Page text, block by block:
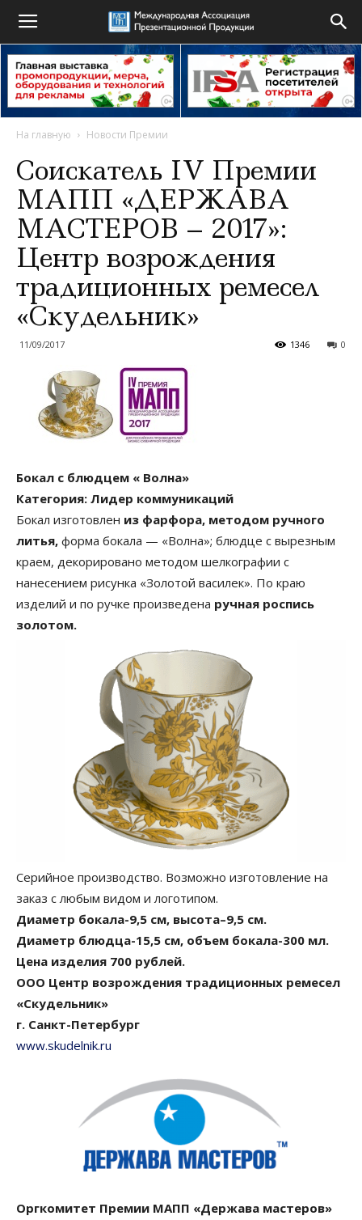
На главную Новости Премии
Соискатель IV Премии
МАПП «ДЕРЖАВА
МАСТЕРОВ – 2017»:
Центр возрождения
традиционных ремесел
«Скудельник»
11/09/2017 0
1346
Бокал с блюдцем « Волна»
Категория: Лидер коммуникаций
Бокал изготовлен из фарфора, методом ручного
литья, форма бокала — «Волна»; блюдце с вырезным
краем, декорировано методом шелкографии с
нанесением рисунка «Золотой василек». По краю
изделий и по ручке произведена ручная роспись
золотом.
Серийное производство. Возможно изготовление на
заказ с любым видом и логотипом.
Диаметр бокала-9,5 см, высота–9,5 см.
Диаметр блюдца-15,5 см, объем бокала-300 мл.
Цена изделия 700 рублей.
ООО Центр возрождения традиционных ремесел
«Скудельник»
г. Санкт-Петербург
www.skudelnik.ru
Оргкомитет Премии МАПП «Держава мастеров»